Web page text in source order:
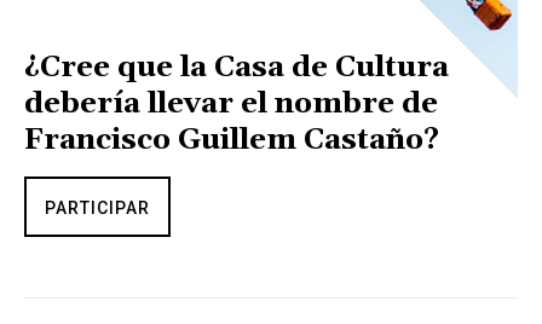
¿Cree que la Casa de Cultura
debería llevar el nombre de
Francisco Guillem Castaño?
PARTICIPAR